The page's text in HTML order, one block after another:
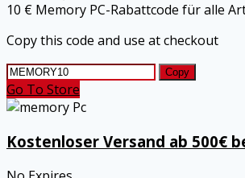
10 € Memory PC-Rabattcode für alle
Copy this code and use at checkout
Copy
Go To Store
Kostenloser Versand ab 500€